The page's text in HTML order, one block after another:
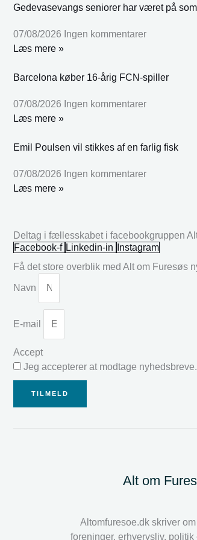
Gedevasevangs seniorer har været på
07/08/2026 Ingen kommentarer
Læs mere »
Barcelona køber 16-årig FCN-spiller
07/08/2026 Ingen kommentarer
Læs mere »
Emil Poulsen vil stikkes af en farlig fisk
07/08/2026 Ingen kommentarer
Læs mere »
Deltag i fællesskabet i facebookgruppen
Facebook-f Linkedin-in
Instagram
Få det store overblik med Alt om Furesøs
Navn
E-mail
Accept
Jeg accepterer at modtage
TILMELD
Alt om
Altomfuresoe.dk skriver
foreninger, erhvervsliv,